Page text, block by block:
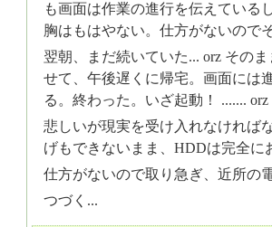
も画面は作業の進行を伝えている
胸はもはやない。仕方がないので
翌朝、まだ続いていた... orz その
せて、午後遅くに帰宅。画面には
る。終わった。いざ起動！ ....... orz
悲しいが現実を受け入れなければ
げもできないまま、HDDは完全に
仕方がないので取り急ぎ、近所の
つづく...